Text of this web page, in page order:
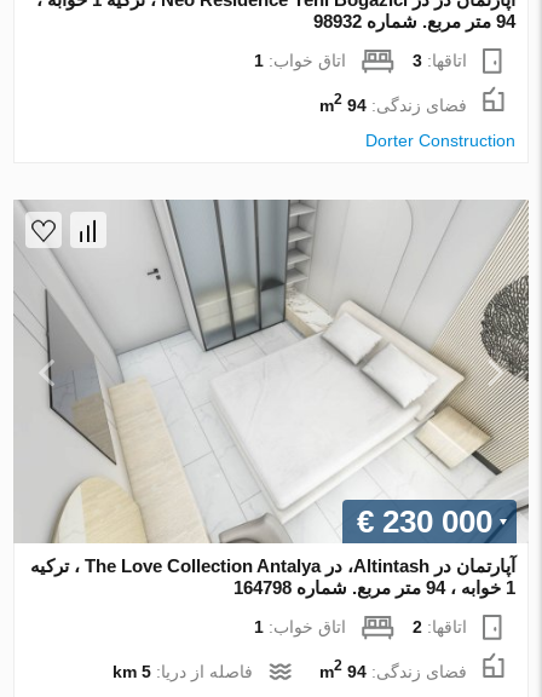
94 متر مربع. شماره 98932
اتاقها:3 اتاق خواب:1
فضای زندگی:94 m
2
Dorter Construction
€ 230 000
آپارتمان در Altintash، در The Love Collection Antalya ، ترکیه
1 خوابه ، 94 متر مربع. شماره 164798
اتاقها:2 اتاق خواب:1
فضای زندگی:94 m
2 فاصله از دریا:5 km